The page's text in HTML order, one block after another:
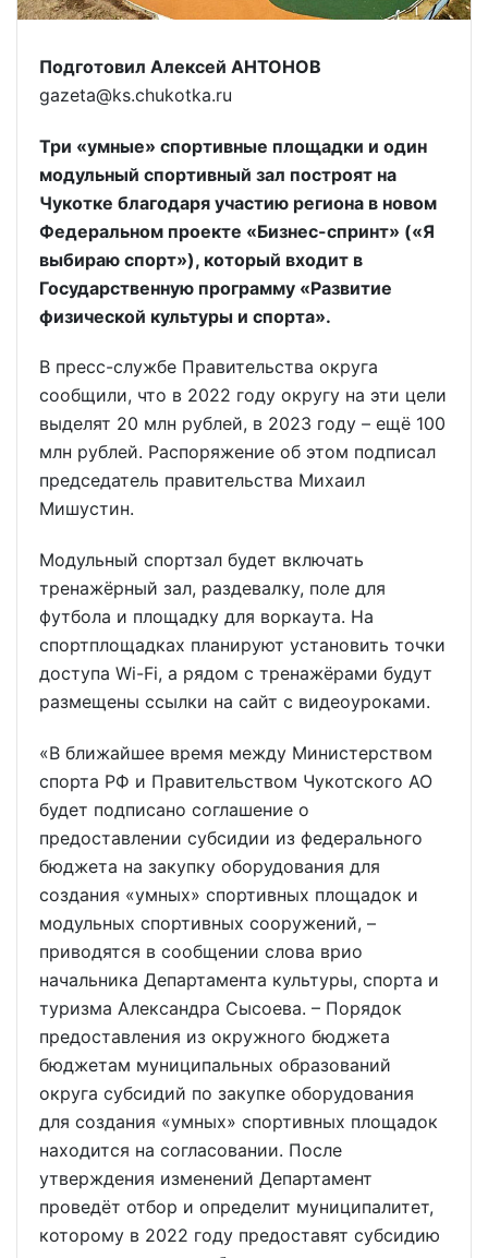
Подготовил Алексей АНТОНОВ
gazeta@ks.chukotka.ru
Три «умные» спортивные площадки и один
модульный спортивный зал построят на
Чукотке благодаря участию региона в новом
Федеральном проекте «Бизнес-спринт» («Я
выбираю спорт»), который входит в
Государственную программу «Развитие
физической культуры и спорта».
В пресс-службе Правительства округа
сообщили, что в 2022 году округу на эти цели
выделят 20 млн рублей, в 2023 году – ещё 100
млн рублей. Распоряжение об этом подписал
председатель правительства Михаил
Мишустин.
Модульный спортзал будет включать
тренажёрный зал, раздевалку, поле для
футбола и площадку для воркаута. На
спортплощадках планируют установить точки
доступа Wi-Fi, а рядом с тренажёрами будут
размещены ссылки на сайт с видеоуроками.
«В ближайшее время между Министерством
спорта РФ и Правительством Чукотского АО
будет подписано соглашение о
предоставлении субсидии из федерального
бюджета на закупку оборудования для
создания «умных» спортивных площадок и
модульных спортивных сооружений, –
приводятся в сообщении слова врио
начальника Департамента культуры, спорта и
туризма Александра Сысоева. – Порядок
предоставления из окружного бюджета
бюджетам муниципальных образований
округа субсидий по закупке оборудования
для создания «умных» спортивных площадок
находится на согласовании. После
утверждения изменений Департамент
проведёт отбор и определит муниципалитет,
которому в 2022 году предоставят субсидию